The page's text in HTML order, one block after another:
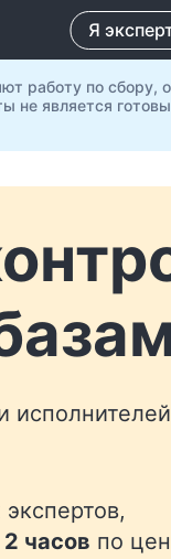
Я
работу по
не является
исполнителей
2 часов по